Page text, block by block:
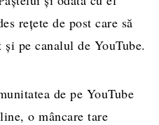
rețete de post care să
pe canalul de YouTube.
de pe YouTube
o mâncare tare